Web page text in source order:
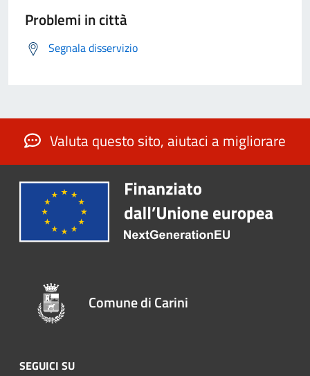
Problemi in città
Segnala disservizio
Valuta questo sito, aiutaci a migliorare
Comune di Carini
SEGUICI SU